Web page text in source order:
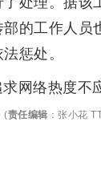
的工作人
惩处。
网络热度不
(责任编辑 ：张小花